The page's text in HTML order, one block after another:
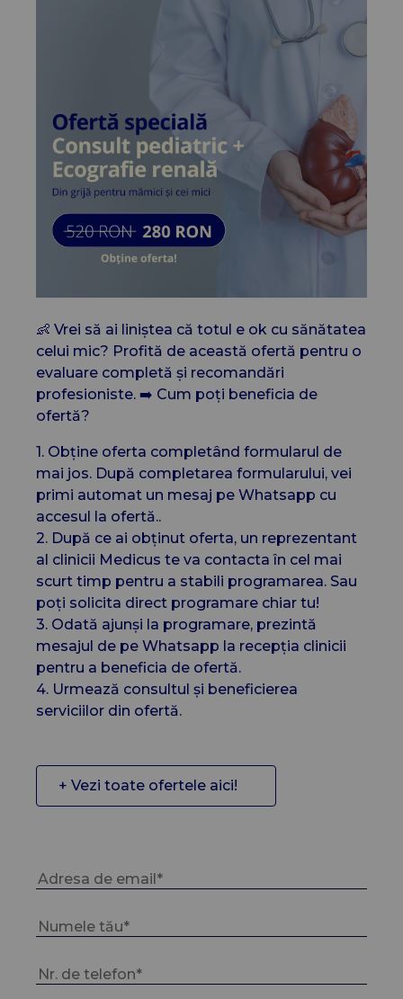
👶 Vrei să ai liniștea că totul e ok cu sănătatea
celui mic? Profită de această ofertă pentru o
evaluare completă și recomandări
profesioniste. ➡️ Cum poți beneficia de
ofertă?
1. Obține oferta completând formularul de
mai jos. După completarea formularului, vei
primi automat un mesaj pe Whatsapp cu
accesul la ofertă..
2. După ce ai obținut oferta, un reprezentant
al clinicii Medicus te va contacta în cel mai
scurt timp pentru a stabili programarea. Sau
poți solicita direct programare chiar tu!
3. Odată ajunși la programare, prezintă
mesajul de pe Whatsapp la recepția clinicii
pentru a beneficia de ofertă.
4. Urmează consultul și beneficierea
serviciilor din ofertă.
+ Vezi toate ofertele aici!